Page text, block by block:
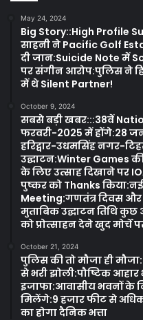
May 24, 2024
Big Story::High Profile
साहनी ने Pacific Golf
दी जान:Suicide Note में
पर संगीन आरोप:पुलिस ने
में थे Silent Partner!
October 9, 2024
सबसे बड़ी खबर:::38वें
फरवरी-2025 में होंगे:28
हरिद्वार-उधमसिंह नगर-
उद्घाटन:Winter Games
के लिए उत्साह दिखाने पर
पुष्कर को Thanks
Meeting:गणतंत्र दिवस और
मुताबिक उद्घाटन तिथि
को प्रोत्साहन देने खुद मोर्चे
October 21, 2024
पुलिस की तो मौजा ही
से भरी झोली:पौष्टिक आहार
इजाफा:आवासीय भवनों के
मिलेंगे:9 हजार फीट से
का होगा दैनिक भत्ता